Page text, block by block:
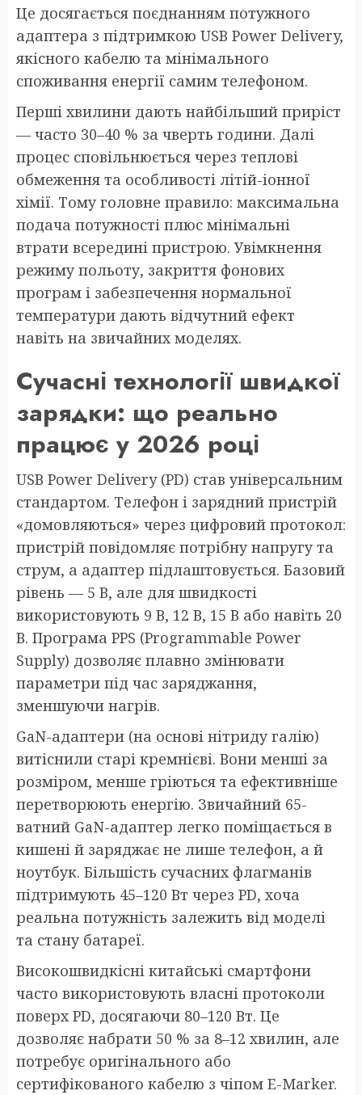
Це досягається поєднанням потужного
адаптера з підтримкою USB Power Delivery,
якісного кабелю та мінімального
споживання енергії самим телефоном.
Перші хвилини дають найбільший приріст
— часто 30–40 % за чверть години. Далі
процес сповільнюється через теплові
обмеження та особливості літій-іонної
хімії. Тому головне правило: максимальна
подача потужності плюс мінімальні
втрати всередині пристрою. Увімкнення
режиму польоту, закриття фонових
програм і забезпечення нормальної
температури дають відчутний ефект
навіть на звичайних моделях.
Сучасні технології швидкої
зарядки: що реально
працює у 2026 році
USB Power Delivery (PD) став універсальним
стандартом. Телефон і зарядний пристрій
«домовляються» через цифровий протокол:
пристрій повідомляє потрібну напругу та
струм, а адаптер підлаштовується. Базовий
рівень — 5 В, але для швидкості
використовують 9 В, 12 В, 15 В або навіть 20
В. Програма PPS (Programmable Power
Supply) дозволяє плавно змінювати
параметри під час заряджання,
зменшуючи нагрів.
GaN-адаптери (на основі нітриду галію)
витіснили старі кремнієві. Вони менші за
розміром, менше гріються та ефективніше
перетворюють енергію. Звичайний 65-
ватний GaN-адаптер легко поміщається в
кишені й заряджає не лише телефон, а й
ноутбук. Більшість сучасних флагманів
підтримують 45–120 Вт через PD, хоча
реальна потужність залежить від моделі
та стану батареї.
Високошвидкісні китайські смартфони
часто використовують власні протоколи
поверх PD, досягаючи 80–120 Вт. Це
дозволяє набрати 50 % за 8–12 хвилин, але
потребує оригінального або
сертифікованого кабелю з чіпом E-Marker.